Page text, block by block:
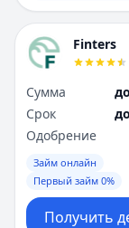
Finters
Сумма
Срок
Одобрение
Займ онлайн
Первый займ 0%
Получить